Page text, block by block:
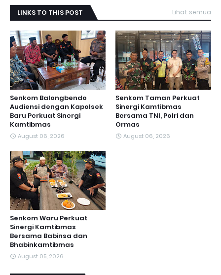
LINKS TO THIS POST Lihat semua
Senkom Balongbendo
Audiensi dengan Kapolsek
Baru Perkuat Sinergi
Kamtibmas
August 06, 2026
Senkom Taman Perkuat
Sinergi Kamtibmas
Bersama TNI, Polri dan
Ormas
August 06, 2026
Senkom Waru Perkuat
Sinergi Kamtibmas
Bersama Babinsa dan
Bhabinkamtibmas
August 05, 2026